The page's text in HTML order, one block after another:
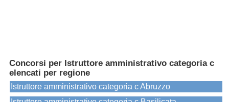
Concorsi per Istruttore amministrativo categoria c
elencati per regione
Istruttore amministrativo categoria c Abruzzo